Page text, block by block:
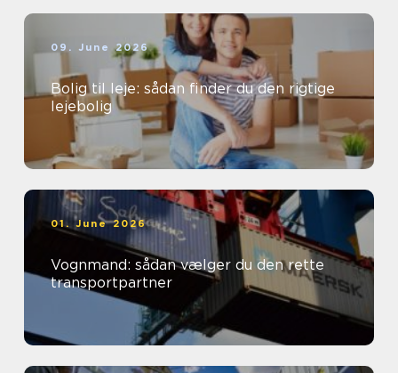
09. June 2026
Bolig til leje: sådan finder du den rigtige
lejebolig
01. June 2026
Vognmand: sådan vælger du den rette
transportpartner